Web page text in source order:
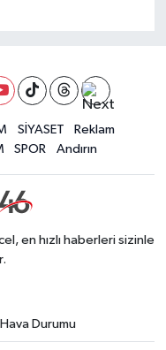
SİYASET
Reklam
SPOR Andırın
en hızlı haberleri sizinle
Hava Durumu